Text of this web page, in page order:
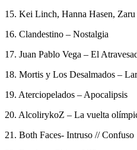
15. Kei Linch, Hanna Hasen,
16. Clandestino – Nostalgia
17. Juan Pablo Vega – El
18. Mortis y Los Desalmados –
19. Aterciopelados – Apocalipsis
20. AlcolirykoZ – La vuelta
21. Both Faces- Intruso // Confuso